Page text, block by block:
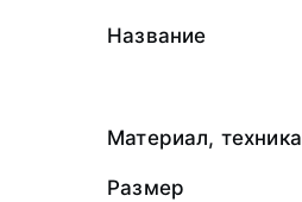
Название
Материал, техника
Размер